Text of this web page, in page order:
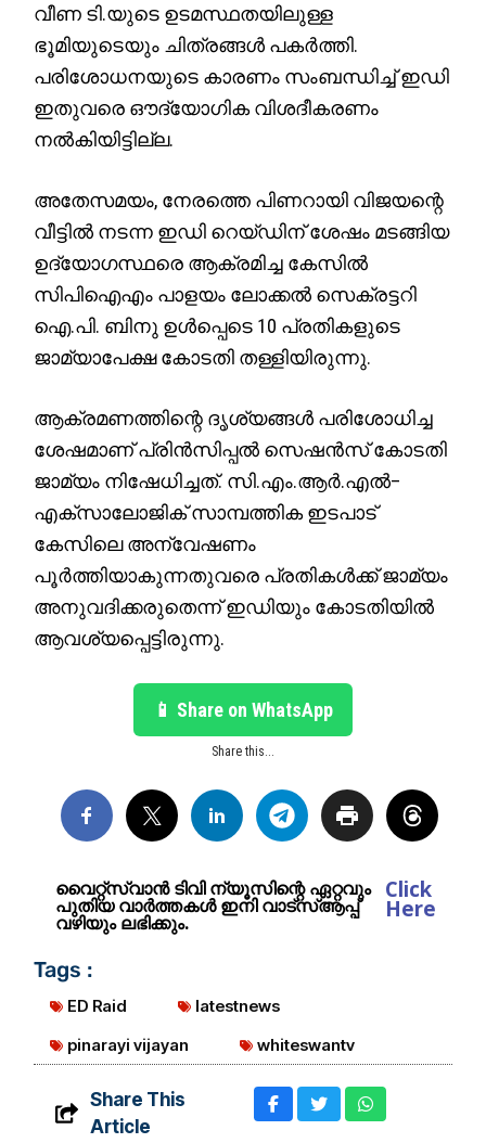
വീണ ടി.യുടെ ഉടമസ്ഥതയിലുള്ള
ഭൂമിയുടെയും ചിത്രങ്ങൾ പകർത്തി.
പരിശോധനയുടെ കാരണം സംബന്ധിച്ച് ഇഡി
ഇതുവരെ ഔദ്യോഗിക വിശദീകരണം
നൽകിയിട്ടില്ല.
അതേസമയം, നേരത്തെ പിണറായി വിജയന്റെ
വീട്ടിൽ നടന്ന ഇഡി റെയ്ഡിന് ശേഷം മടങ്ങിയ
ഉദ്യോഗസ്ഥരെ ആക്രമിച്ച കേസിൽ
സിപിഐഎം പാളയം ലോക്കൽ സെക്രട്ടറി
ഐ.പി. ബിനു ഉൾപ്പെടെ 10 പ്രതികളുടെ
ജാമ്യാപേക്ഷ കോടതി തള്ളിയിരുന്നു.
ആക്രമണത്തിന്റെ ദൃശ്യങ്ങൾ പരിശോധിച്ച
ശേഷമാണ് പ്രിൻസിപ്പൽ സെഷൻസ് കോടതി
ജാമ്യം നിഷേധിച്ചത്. സി.എം.ആർ.എൽ–
എക്‌സാലോജിക് സാമ്പത്തിക ഇടപാട്
കേസിലെ അന്വേഷണം
പൂർത്തിയാകുന്നതുവരെ പ്രതികൾക്ക് ജാമ്യം
അനുവദിക്കരുതെന്ന് ഇഡിയും കോടതിയിൽ
ആവശ്യപ്പെട്ടിരുന്നു.
📱 Share on WhatsApp
Share this...
വൈറ്റ്സ്വാൻ ടിവി ന്യൂസിന്റെ ഏറ്റവും
പുതിയ വാർത്തകൾ ഇനി വാട്സ്ആപ്പ്
വഴിയും ലഭിക്കും.
Click
Here
Tags :
ED Raid
latestnews
pinarayi vijayan
whiteswantv
Share This
Article